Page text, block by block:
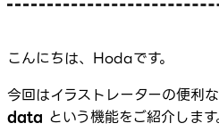
こんにちは、Hodaです。
今回はイラストレーターの便利
data という機能をご紹介します